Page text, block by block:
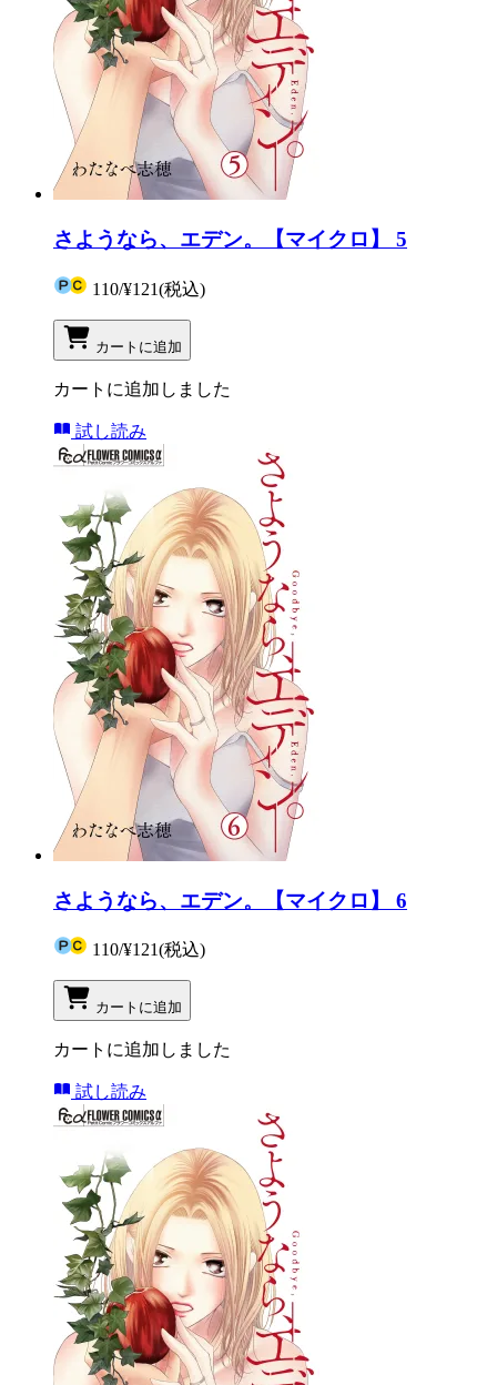
さようなら、エデン。【マイクロ】 5
110/¥121(税込)
カートに追加
カートに追加しました
試し読み
さようなら、エデン。【マイクロ】 6
110/¥121(税込)
カートに追加
カートに追加しました
試し読み